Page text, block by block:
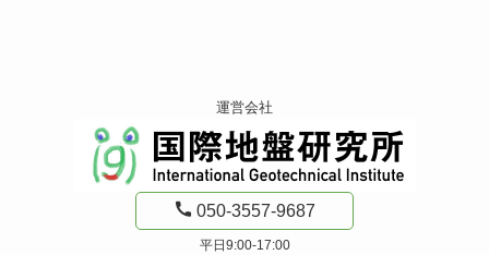
運営会社
050-3557-9687
平日9:00-17:00